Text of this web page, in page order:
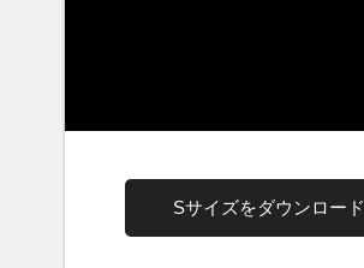
Sサイズをダウンロード